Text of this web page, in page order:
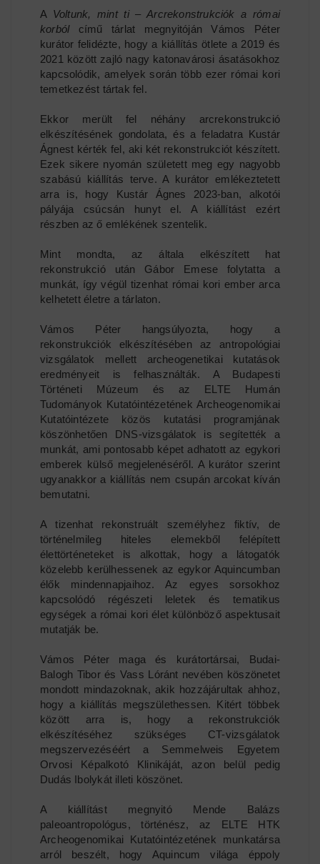
A Voltunk, mint ti – Arcrekonstrukciók a római
korbólcímű tárlat megnyitóján Vámos Péter
kurátor felidézte, hogy a kiállítás ötlete a 2019 és
2021 között zajló nagy katonavárosi ásatásokhoz
kapcsolódik, amelyek során több ezer római kori
temetkezést tártak fel.
Ekkor merült fel néhány arcrekonstrukció
elkészítésének gondolata, és a feladatra Kustár
Ágnest kérték fel, aki két rekonstrukciót készített.
Ezek sikere nyomán született meg egy nagyobb
szabású kiállítás terve. A kurátor emlékeztetett
arra is, hogy Kustár Ágnes 2023-ban, alkotói
pályája csúcsán hunyt el. A kiállítást ezért
részben az ő emlékének szentelik.
Mint mondta, az általa elkészített hat
rekonstrukció után Gábor Emese folytatta a
munkát, így végül tizenhat római kori ember arca
kelhetett életre a tárlaton.
Vámos Péter hangsúlyozta, hogy a
rekonstrukciók elkészítésében az antropológiai
vizsgálatok mellett archeogenetikai kutatások
eredményeit is felhasználták. A Budapesti
Történeti Múzeum és az ELTE Humán
Tudományok Kutatóintézetének Archeogenomikai
Kutatóintézete közös kutatási programjának
köszönhetően DNS-vizsgálatok is segítették a
munkát, ami pontosabb képet adhatott az egykori
emberek külső megjelenéséről. A kurátor szerint
ugyanakkor a kiállítás nem csupán arcokat kíván
bemutatni.
A tizenhat rekonstruált személyhez fiktív, de
történelmileg hiteles elemekből felépített
élettörténeteket is alkottak, hogy a látogatók
közelebb kerülhessenek az egykor Aquincumban
élők mindennapjaihoz. Az egyes sorsokhoz
kapcsolódó régészeti leletek és tematikus
egységek a római kori élet különböző aspektusait
mutatják be.
Vámos Péter maga és kurátortársai, Budai-
Balogh Tibor és Vass Lóránt nevében köszönetet
mondott mindazoknak, akik hozzájárultak ahhoz,
hogy a kiállítás megszülethessen. Kitért többek
között arra is, hogy a rekonstrukciók
elkészítéséhez szükséges CT-vizsgálatok
megszervezéséért a Semmelweis Egyetem
Orvosi Képalkotó Klinikáját, azon belül pedig
Dudás Ibolykát illeti köszönet.
A kiállítást megnyitó Mende Balázs
paleoantropológus, történész, az ELTE HTK
Archeogenomikai Kutatóintézetének munkatársa
arról beszélt, hogy Aquincum világa éppoly